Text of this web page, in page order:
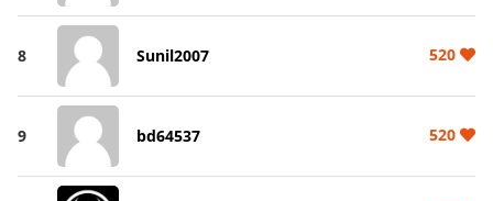
8 Sunil2007 520
9 bd64537 520